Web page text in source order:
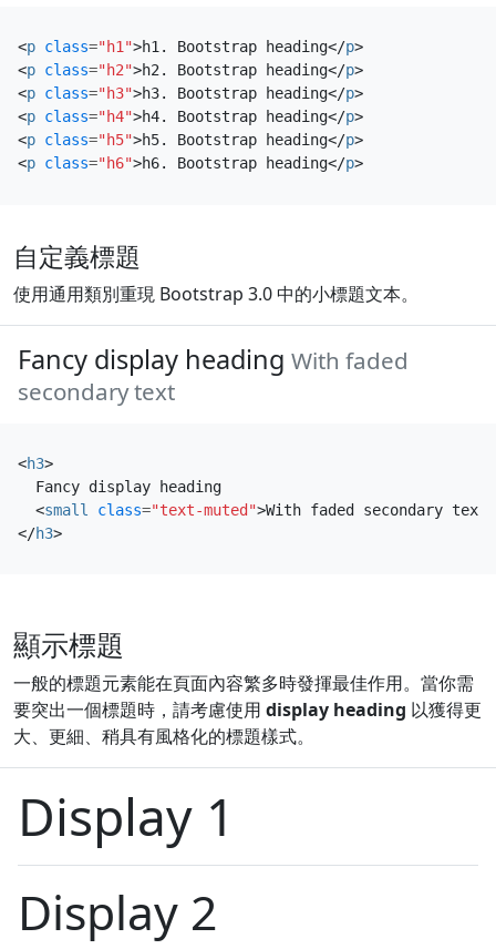
<p class="h1">h1. Bootstrap heading</p>
<p class="h2">h2. Bootstrap heading</p>
<p class="h3">h3. Bootstrap heading</p>
<p class="h4">h4. Bootstrap heading</p>
<p class="h5">h5. Bootstrap heading</p>
<p class="h6">h6. Bootstrap heading</p>
自定義標題
使用通用類別重現 Bootstrap 3.0 中的小標題文本。
Fancy display heading With faded
secondary text
<h3>
  Fancy display heading
<small class="text-muted">With faded secondary text
</h3>
顯示標題
一般的標題元素能在頁面內容繁多時發揮最佳作用。當你需
要突出一個標題時，請考慮使用 display heading 以獲得更
大、更細、稍具有風格化的標題樣式。
Display 1
Display 2